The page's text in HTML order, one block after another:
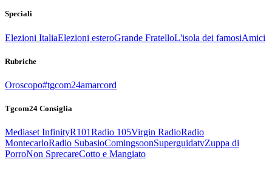
Speciali
Elezioni ItaliaElezioni esteroGrande FratelloL'isola dei famosiAmici
Rubriche
Oroscopo#tgcom24amarcord
Tgcom24 Consiglia
Mediaset InfinityR101Radio 105Virgin RadioRadio
MontecarloRadio SubasioComingsoonSuperguidatvZuppa di
PorroNon SprecareCotto e Mangiato